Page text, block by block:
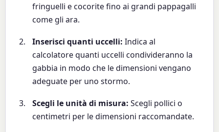
fringuelli e cocorite fino ai grandi pappagalli
come gli ara.
Inserisci quanti uccelli: Indica al
calcolatore quanti uccelli condivideranno la
gabbia in modo che le dimensioni vengano
adeguate per uno stormo.
Scegli le unità di misura: Scegli pollici o
centimetri per le dimensioni raccomandate.